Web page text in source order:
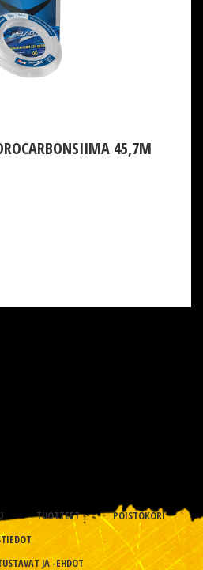
45,7M
TUOTTEET
POISTOKORI
JA -EHDOT